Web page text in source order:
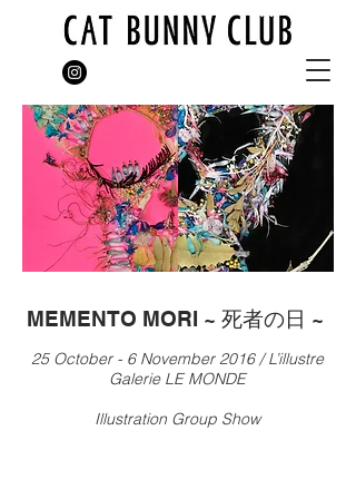
MEMENTO MORI ~ 死者の日 ~
25 October - 6 November 2016 / L’illustre
Galerie LE MONDE
​Illustration Group Show